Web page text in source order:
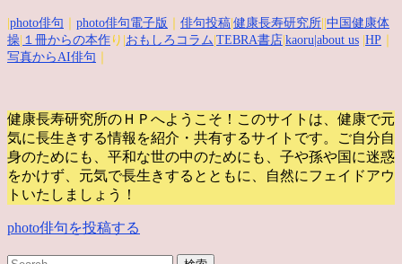
photo俳句 photo俳句電子版 俳句投稿 健康長寿研究所 中国健康体
操 １冊からの本作 り| おもしろコラム TEBRA書店 kaoru |about us HP
写真からAI俳句
健康長寿研究所のＨＰへようこそ！このサイトは、健康で元
気に長生きする情報を紹介・共有するサイトです。
ご自分自
身のためにも、平和な世の中のためにも、子や孫や国に迷惑
をかけず、元気で長生きするとともに、自然にフェイドアウ
トいたしましょう！
photo俳句を投稿する